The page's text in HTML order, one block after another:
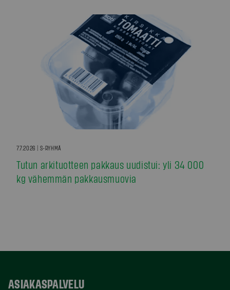
7.7.2026 | S-RYHMÄ
Tutun arkituotteen pakkaus uudistui: yli 34 000
kg vähemmän pakkausmuovia
ASIAKASPALVELU